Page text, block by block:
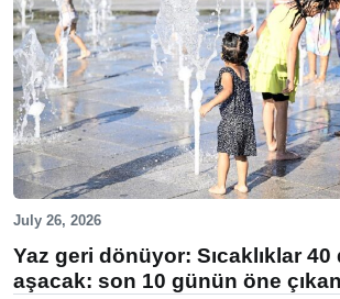
July 26, 2026
Yaz geri dönüyor: Sıcaklıklar 40
aşacak: son 10 günün öne çıkan